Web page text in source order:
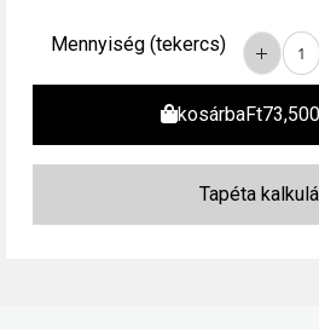
Mennyiség (tekercs)
kosárbaFt73,500